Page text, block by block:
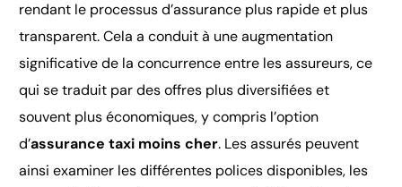
rendant le processus d’assurance plus rapide et plus
transparent. Cela a conduit à une augmentation
significative de la concurrence entre les assureurs, ce
qui se traduit par des offres plus diversifiées et
souvent plus économiques, y compris l’option
d’assurance taxi moins cher. Les assurés peuvent
ainsi examiner les différentes polices disponibles, les